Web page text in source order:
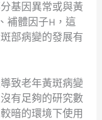
基因異常或與黃
補體因子H，這
部病變的發展有
致老年黃斑病變
有足夠的研究數
暗的環境下使用